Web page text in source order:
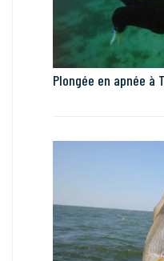
Plongée en apnée à